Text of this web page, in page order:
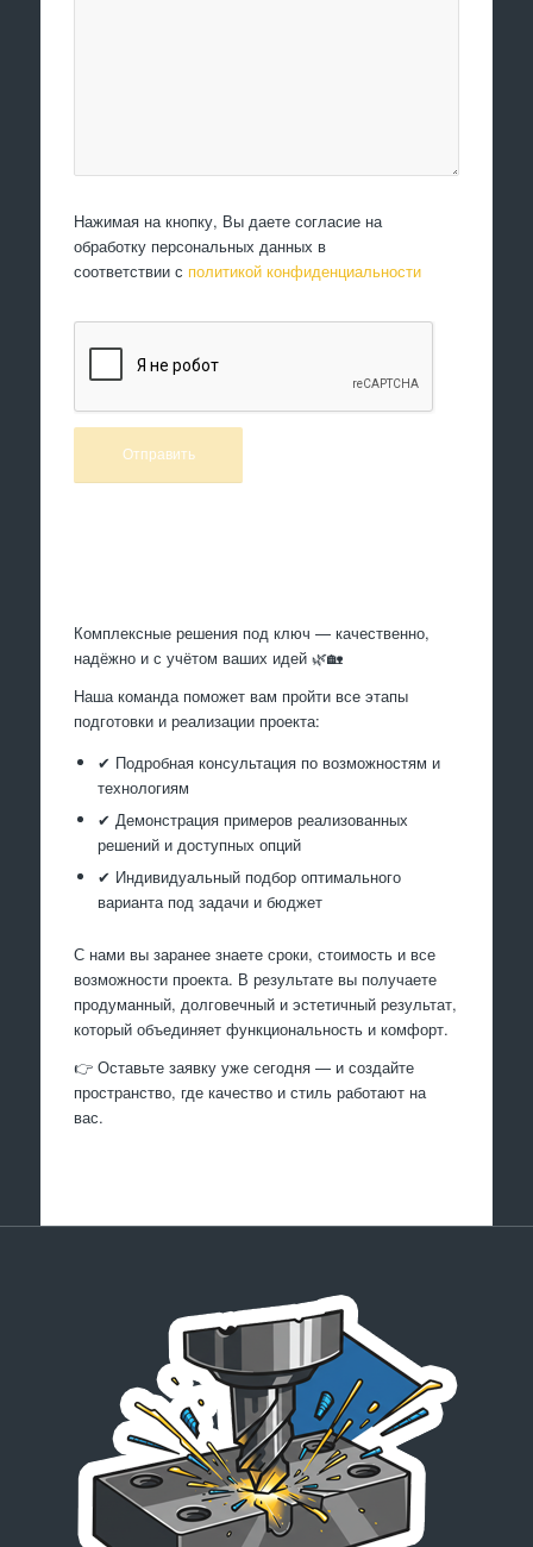
Нажимая на кнопку, Вы даете согласие на
обработку персональных данных в
соответствии с политикой конфиденциальности
Комплексные решения под ключ — качественно,
надёжно и с учётом ваших идей 🌿🏡
Наша команда поможет вам пройти все этапы
подготовки и реализации проекта:
✔ Подробная консультация по возможностям и
технологиям
✔ Демонстрация примеров реализованных
решений и доступных опций
✔ Индивидуальный подбор оптимального
варианта под задачи и бюджет
С нами вы заранее знаете сроки, стоимость и все
возможности проекта. В результате вы получаете
продуманный, долговечный и эстетичный результат,
который объединяет функциональность и комфорт.
👉 Оставьте заявку уже сегодня — и создайте
пространство, где качество и стиль работают на
вас.